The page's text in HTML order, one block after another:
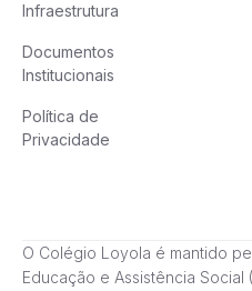
Infraestrutura
Documentos
Institucionais
Política de
Privacidade
O Colégio Loyola é mantido
Educação e Assistência Social